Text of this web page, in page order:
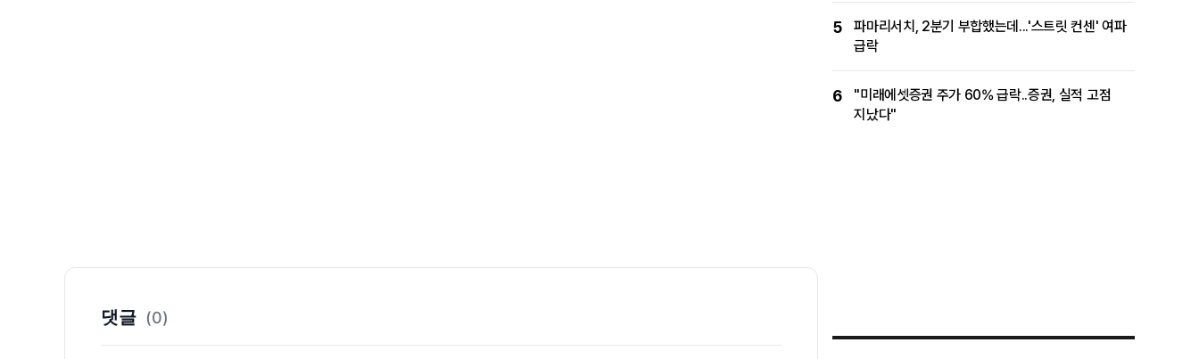
5
파마리서치, 2분기 부합했는데...'스트릿 컨센' 여파
급락
6
"미래에셋증권 주가 60% 급락..증권, 실적 고점
지났다"
댓글 (0)